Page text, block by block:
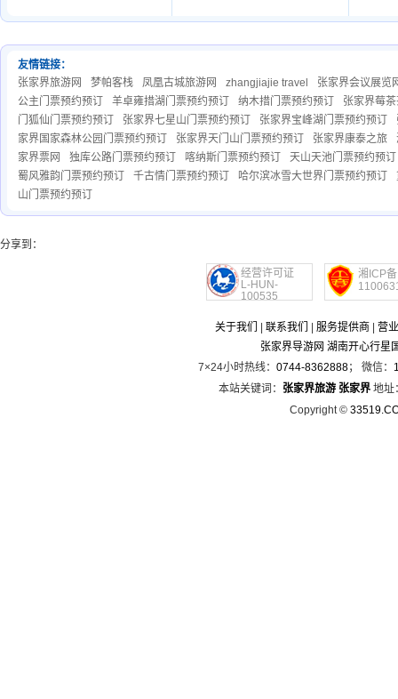
友情链接：
张家界旅游网
梦帕客栈 凤凰古城旅游网 zhangjiajie travel
张家界会议展览
公主门票预约预订
羊卓雍措湖门票预约预订 纳木措门票预约预订
张家界莓
门狐仙门票预约预订
张家界七星山门票预约预订 张家界宝峰湖门票预约预订
家界国家森林公园门票预约预订
张家界天门山门票预约预订 张家界康泰之旅
家界票网
独库公路门票预约预订 喀纳斯门票预约预订
天山天池门票预约预订
蜀风雅韵门票预约预订
千古情门票预约预订 哈尔滨冰雪大世界门票预约预订
山门票预约预订
分享到：
经营许可证
L-HUN-
100535
湘ICP备
关于我们 联系我们 服务提供商
营
张家界导游网 湖南开心行星
7×24小时热线： 0744-8362888； 微信：
本站关键词： 张家界旅游 张家界 地址
Copyright ©